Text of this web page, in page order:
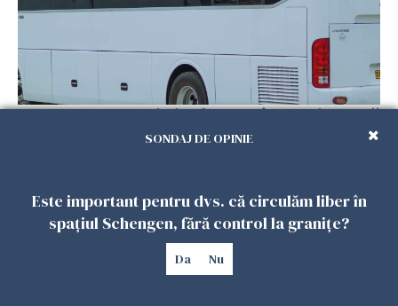
Un autocar cu turiști a derapat în Turcia. Nouă
persoane au muritSONDAJ DE OPINIE
Este important pentru dvs. că circulăm liber în
spațiul Schengen, fără control la granițe?
Da Nu